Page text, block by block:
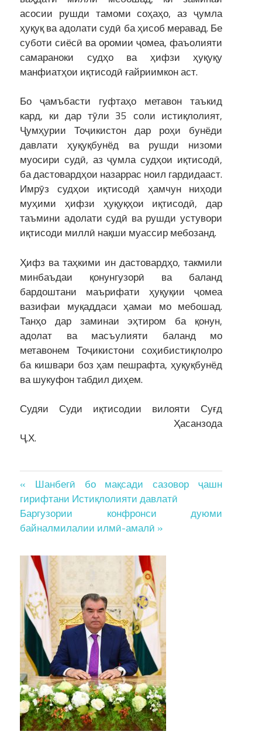
асосии рушди тамоми соҳаҳо, аз ҷумла
ҳуқуқ ва адолати судӣ ба ҳисоб меравад. Бе
суботи сиёсӣ ва оромии ҷомеа, фаъолияти
самараноки судҳо ва ҳифзи ҳуқуқу
манфиатҳои иқтисодӣ ғайриимкон аст.
Бо ҷамъбасти гуфтаҳо метавон таъкид
кард, ки дар тӯли 35 соли истиқлолият,
Ҷумҳурии Тоҷикистон дар роҳи бунёди
давлати ҳуқуқбунёд ва рушди низоми
муосири судӣ, аз ҷумла судҳои иқтисодӣ,
ба дастовардҳои назаррас ноил гардидааст.
Имрӯз судҳои иқтисодӣ ҳамчун ниҳоди
муҳими ҳифзи ҳуқуқҳои иқтисодӣ, дар
таъмини адолати судӣ ва рушди устувори
иқтисоди миллӣ нақши муассир мебозанд.
Ҳифз ва таҳкими ин дастовардҳо, такмили
минбаъдаи қонунгузорӣ ва баланд
бардоштани маърифати ҳуқуқии ҷомеа
вазифаи муқаддаси ҳамаи мо мебошад.
Танҳо дар заминаи эҳтиром ба қонун,
адолат ва масъулияти баланд мо
метавонем Тоҷикистони соҳибистиқлолро
ба кишвари боз ҳам пешрафта, ҳуқуқбунёд
ва шукуфон табдил диҳем.
Судяи Суди иқтисодии вилояти Суғд
Ҳасанзода
Ҷ.Х.
Post
navigation
« Шанбегӣ бо мақсади сазовор ҷашн
гирифтани Истиқлолияти давлатӣ
Баргузории конфронси дуюми
байналмилалии илмӣ-амалӣ »